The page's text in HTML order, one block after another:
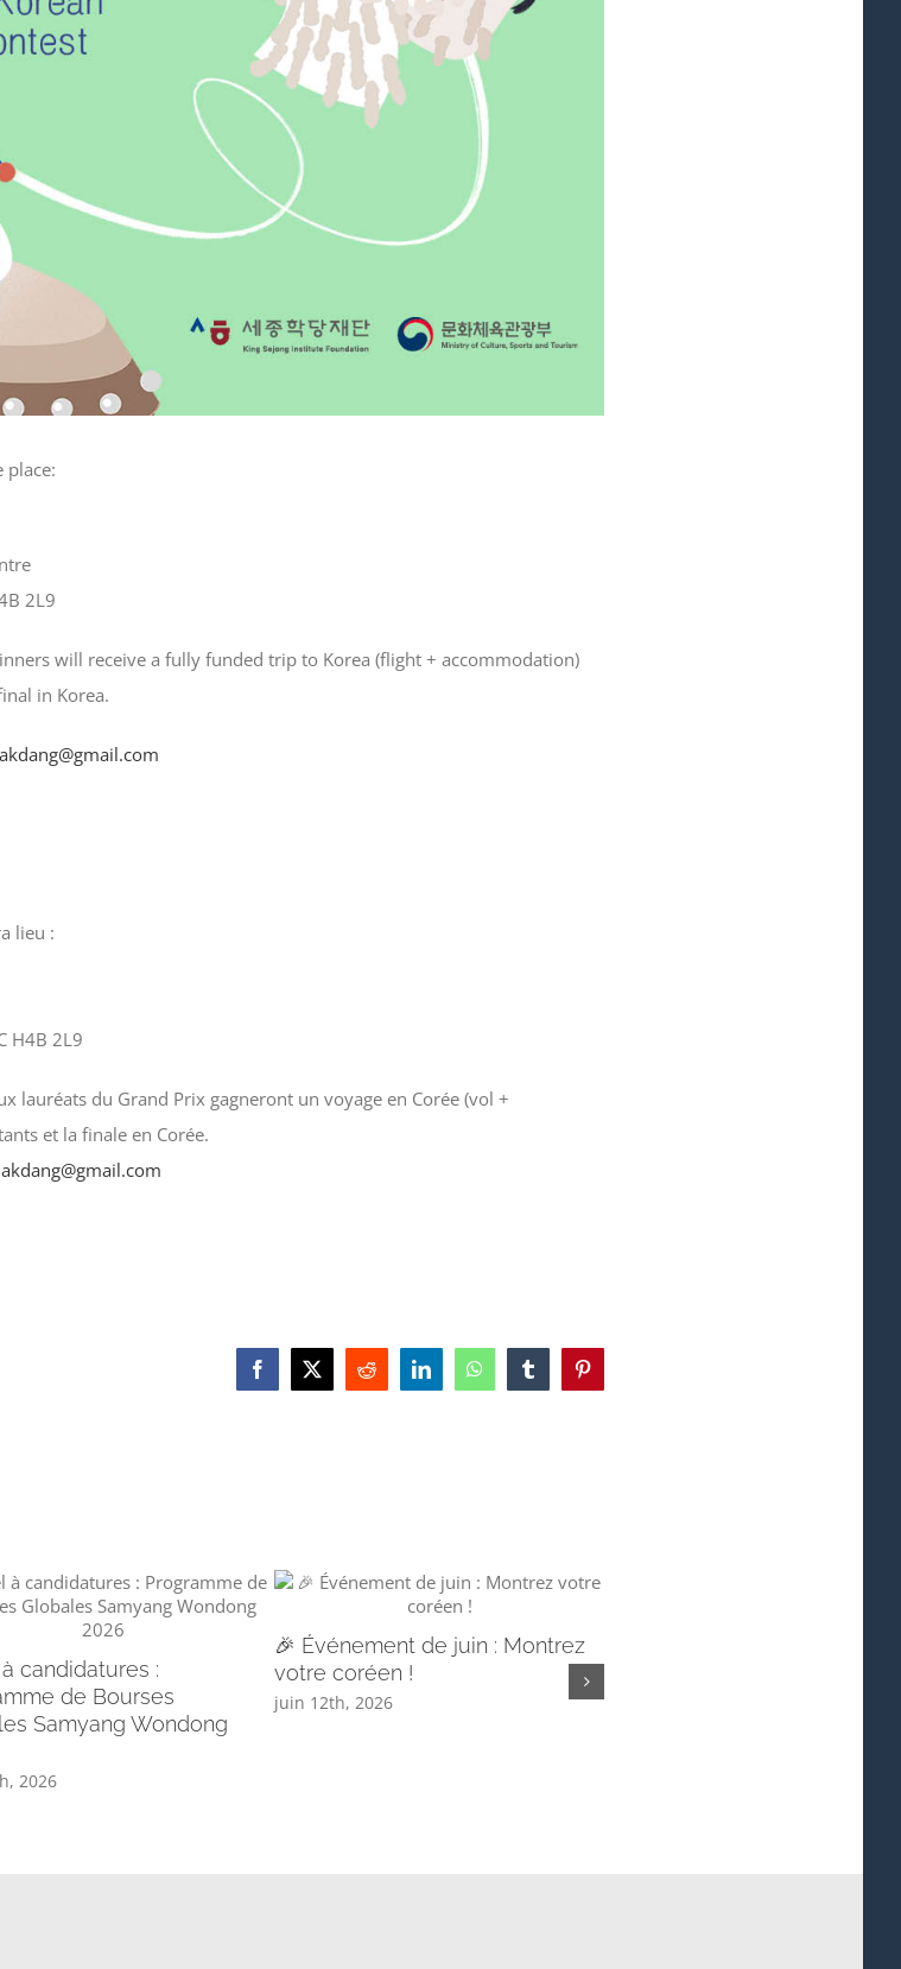
place:
2L9
will receive a fully funded trip to Korea (flight + accommodation)
in Korea.
com
lieu :
H4B 2L9
lauréats du Grand Prix gagneront un voyage en Corée (vol +
et la finale en Corée.
com
Facebook
X Reddit LinkedInWhatsAppTumblrPinterest
candidatures :
de Bourses
Samyang Wondong
2026
🎉 Événement de juin : Montrez
votre coréen !
juin 12th, 2026